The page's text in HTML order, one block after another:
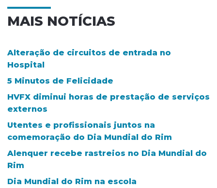
MAIS NOTÍCIAS
Alteração de circuitos de entrada no
Hospital
5 Minutos de Felicidade
HVFX diminui horas de prestação de serviços
externos
Utentes e profissionais juntos na
comemoração do Dia Mundial do Rim
Alenquer recebe rastreios no Dia Mundial do
Rim
Dia Mundial do Rim na escola